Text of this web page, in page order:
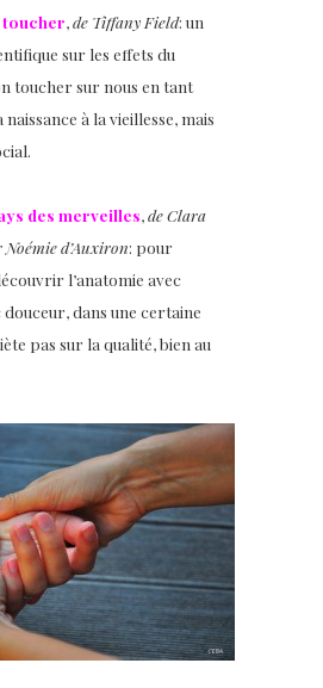
toucher,de Tiffany Field: un
sur les effets du
toucher sur nous en tant
naissance à la vieillesse, mais
des merveilles,de Clara
d’Auxiron: pour
l’anatomie avec
dans une certaine
pas sur la qualité, bien au